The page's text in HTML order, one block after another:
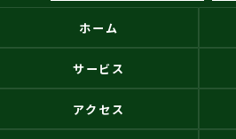
ホーム
サービス
アクセス